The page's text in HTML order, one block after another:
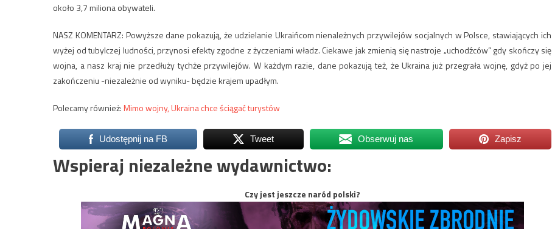
około 3,7 miliona obywateli.
NASZ KOMENTARZ: Powyższe dane pokazują, że udzielanie Ukraińcom nienależnych przywilejów socjalnych w Polsce, stawiających ich
wyżej od tubylczej ludności, przynosi efekty zgodne z życzeniami władz. Ciekawe jak zmienią się nastroje „uchodźców” gdy skończy się
wojna, a nasz kraj nie przedłuży tychże przywilejów. W każdym razie, dane pokazują też, że Ukraina już przegrała wojnę, gdyż po jej
zakończeniu -niezależnie od wyniku- będzie krajem upadłym.
Polecamy również:Mimo wojny, Ukraina chce ściągać turystów
Udostępnij na FB Tweet Obserwuj nas Zapisz
Wspieraj niezależne wydawnictwo:
Czy jest jeszcze naród polski?